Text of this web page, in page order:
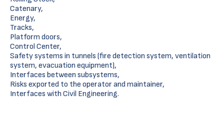
Catenary,
Energy,
Tracks,
Platform doors,
Control Center,
Safety systems in tunnels (fire detection system, ventilation
system, evacuation equipment),
Interfaces between subsystems,
Risks exported to the operator and maintainer,
Interfaces with Civil Engineering.